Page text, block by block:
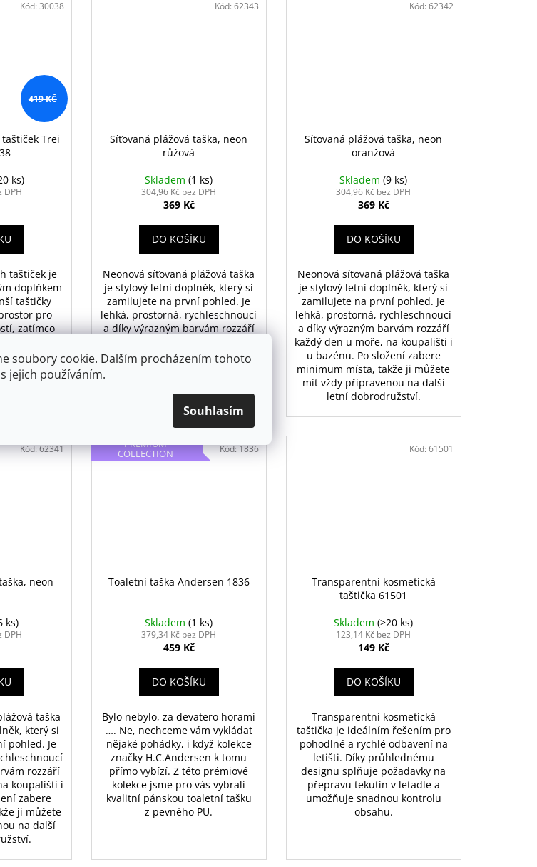
soubory cookie. Dalším procházením tohoto
jejich používáním.
Souhlasím
419 KČ
Trei
ks)
DPH
taštiček je
doplňkem
taštičky
pro
zatímco
Okouzlující
růžové
taštičky s
Kód:30038
Síťovaná plážová taška, neon
růžová
Skladem(1 ks)
304,96 Kč bez DPH
369 Kč
DO KOŠÍKU
Neonová síťovaná plážová taška
je stylový letní doplněk, který si
zamilujete na první pohled. Je
lehká, prostorná, rychleschnoucí
a díky výrazným barvám rozzáří
u bazénu. Po složení zabere
minimum místa, takže ji můžete
letní dobrodružství.
Kód: 62343
Síťovaná plážová taška, neon
oranžová
Skladem(9 ks)
304,96 Kč bez DPH
369 Kč
DO KOŠÍKU
Neonová síťovaná plážová taška
je stylový letní doplněk, který si
zamilujete na první pohled. Je
lehká, prostorná, rychleschnoucí
a díky výrazným barvám rozzáří
každý den u moře, na koupališti i
u bazénu. Po složení zabere
minimum místa, takže ji můžete
mít vždy připravenou na další
letní dobrodružství.
Kód: 62342
neon
ks)
DPH
taška
který si
pohled. Je
rozzáří
koupališti i
zabere
ji můžete
na další
Kód:62341 PREMIUM
COLLECTION
Toaletní taška Andersen 1836
Skladem(1 ks)
379,34 Kč bez DPH
459 Kč
DO KOŠÍKU
Bylo nebylo, za devatero horami
…. Ne, nechceme vám vykládat
nějaké pohádky, i když kolekce
značky H.C.Andersen k tomu
přímo vybízí. Z této prémiové
kolekce jsme pro vás vybrali
kvalitní pánskou toaletní tašku
z pevného PU.
Kód:1836
Transparentní kosmetická
taštička 61501
Skladem(>20 ks)
123,14 Kč bez DPH
149 Kč
DO KOŠÍKU
Transparentní kosmetická
taštička je ideálním řešením pro
pohodlné a rychlé odbavení na
letišti. Díky průhlednému
designu splňuje požadavky na
přepravu tekutin v letadle a
umožňuje snadnou kontrolu
obsahu.
Kód: 61501